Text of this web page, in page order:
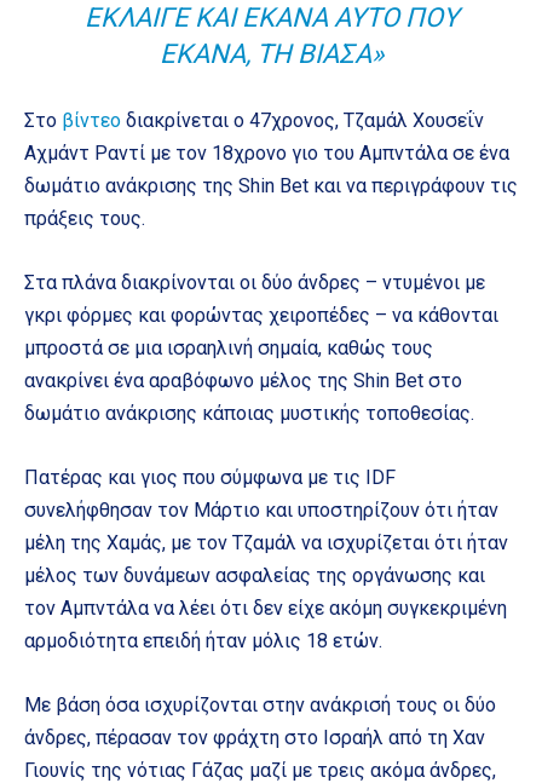
ΈΚΛΑΙΓΕ ΚΑΙ ΈΚΑΝΑ ΑΥΤΌ ΠΟΥ
ΈΚΑΝΑ, ΤΗ ΒΊΑΣΑ»
Στο βίντεο διακρίνεται ο 47χρονος, Τζαμάλ Χουσεΐν
Αχμάντ Ραντί με τον 18χρονο γιο του Αμπντάλα σε ένα
δωμάτιο ανάκρισης της Shin Bet και να περιγράφουν τις
πράξεις τους.
Στα πλάνα διακρίνονται οι δύο άνδρες – ντυμένοι με
γκρι φόρμες και φορώντας χειροπέδες – να κάθονται
μπροστά σε μια ισραηλινή σημαία, καθώς τους
ανακρίνει ένα αραβόφωνο μέλος της Shin Bet στο
δωμάτιο ανάκρισης κάποιας μυστικής τοποθεσίας.
Πατέρας και γιος που σύμφωνα με τις IDF
συνελήφθησαν τον Μάρτιο και υποστηρίζουν ότι ήταν
μέλη της Χαμάς, με τον Τζαμάλ να ισχυρίζεται ότι ήταν
μέλος των δυνάμεων ασφαλείας της οργάνωσης και
τον Αμπντάλα να λέει ότι δεν είχε ακόμη συγκεκριμένη
αρμοδιότητα επειδή ήταν μόλις 18 ετών.
Με βάση όσα ισχυρίζονται στην ανάκρισή τους οι δύο
άνδρες, πέρασαν τον φράχτη στο Ισραήλ από τη Χαν
Γιουνίς της νότιας Γάζας μαζί με τρεις ακόμα άνδρες,